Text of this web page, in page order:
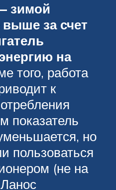
зимой
за счет
на
того, работа
к
показатель
но
пользоваться
(не на